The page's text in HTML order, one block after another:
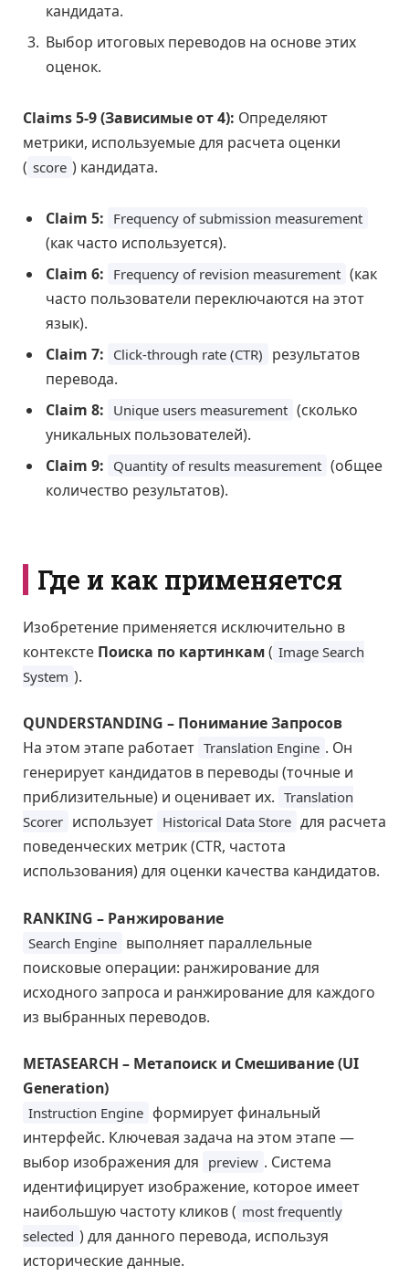
кандидата.
Выбор итоговых переводов на основе этих
оценок.
Claims 5-9 (Зависимые от 4): Определяют
метрики, используемые для расчета оценки
( score ) кандидата.
Claim 5: Frequency of submission measurement
(как часто используется).
Claim 6: Frequency of revision measurement (как
часто пользователи переключаются на этот
язык).
Claim 7: Click-through rate (CTR) результатов
перевода.
Claim 8: Unique users measurement (сколько
уникальных пользователей).
Claim 9: Quantity of results measurement (общее
количество результатов).
Где и как применяется
Изобретение применяется исключительно в
контексте Поиска по картинкам( Image Search
System ).
QUNDERSTANDING – Понимание Запросов
На этом этапе работает Translation Engine . Он
генерирует кандидатов в переводы (точные и
приблизительные) и оценивает их. Translation
Scorer использует Historical Data Store для расчета
поведенческих метрик (CTR, частота
использования) для оценки качества кандидатов.
RANKING – Ранжирование
Search Engine выполняет параллельные
поисковые операции: ранжирование для
исходного запроса и ранжирование для каждого
из выбранных переводов.
METASEARCH – Метапоиск и Смешивание (UI
Generation)
Instruction Engine формирует финальный
интерфейс. Ключевая задача на этом этапе —
выбор изображения для preview . Система
идентифицирует изображение, которое имеет
наибольшую частоту кликов ( most frequently
selected ) для данного перевода, используя
исторические данные.